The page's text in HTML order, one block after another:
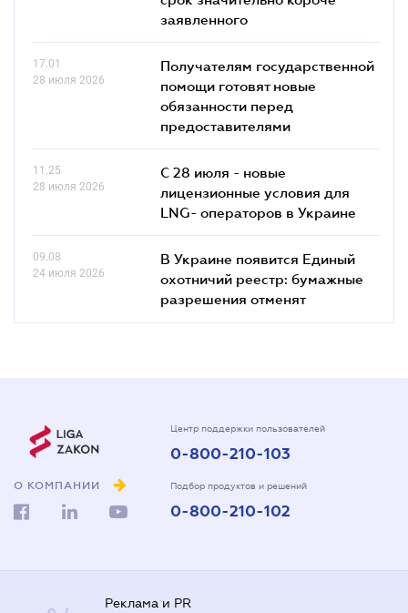
заявленного
17.01
28 июля 2026
Получателям государственной
помощи готовят новые
обязанности перед
предоставителями
11.25
28 июля 2026
С 28 июля - новые
лицензионные условия для
LNG- операторов в Украине
09.08
24 июля 2026
В Украине появится Единый
охотничий реестр: бумажные
разрешения отменят
О КОМПАНИИ
Центр поддержки пользователей
0-800-210-103
Подбор продуктов и решений
0-800-210-102
Реклама и PR